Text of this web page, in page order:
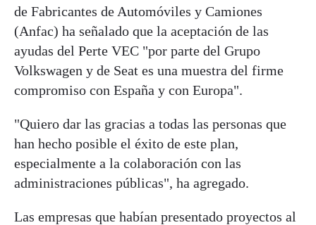
de Fabricantes de Automóviles y Camiones
(Anfac) ha señalado que la aceptación de las
ayudas del Perte VEC "por parte del Grupo
Volkswagen y de Seat es una muestra del firme
compromiso con España y con Europa".
"Quiero dar las gracias a todas las personas que
han hecho posible el éxito de este plan,
especialmente a la colaboración con las
administraciones públicas", ha agregado.
Las empresas que habían presentado proyectos al